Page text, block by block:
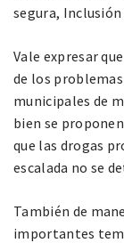
segura,
Vale expresar
de los
municipales de
bien se
que las drogas
escalada no se
También de
importantes